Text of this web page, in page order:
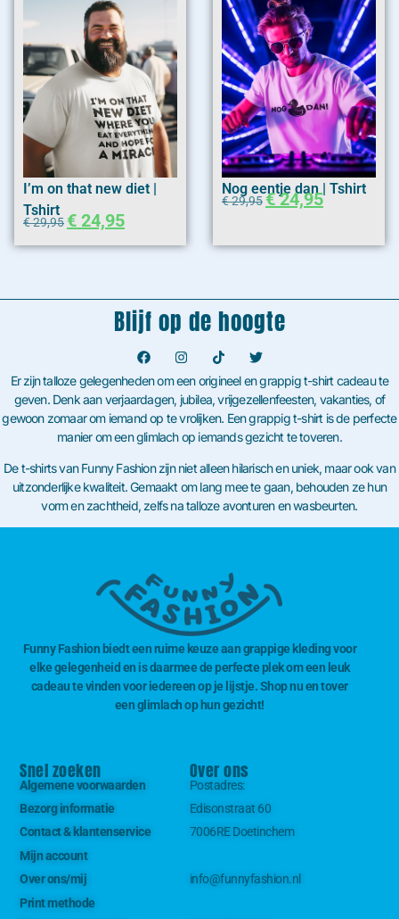
I’m on that new diet |
Tshirt
€29,95 € 24,95
Nog eentje dan | Tshirt
€29,95€24,95
Blijf op de hoogte
Er zijn talloze gelegenheden om een origineel en grappig t-shirt cadeau te
geven. Denk aan verjaardagen, jubilea, vrijgezellenfeesten, vakanties, of
gewoon zomaar om iemand op te vrolijken. Een grappig t-shirt is de perfecte
manier om een glimlach op iemands gezicht te toveren.
De t-shirts van Funny Fashion zijn niet alleen hilarisch en uniek, maar ook van
uitzonderlijke kwaliteit. Gemaakt om lang mee te gaan, behouden ze hun
vorm en zachtheid, zelfs na talloze avonturen en wasbeurten.
Funny Fashion biedt een ruime keuze aan grappige kleding voor
elke gelegenheid en is daarmee de perfecte plek om een leuk
cadeau te vinden voor iedereen op je lijstje. Shop nu en tover
een glimlach op hun gezicht!
Snel zoeken
Algemene voorwaarden
Bezorg informatie
Contact & klantenservice
Mijn account
Over ons/mij
Print methode
Over ons
Postadres:
Edisonstraat 60
7006RE Doetinchem
info@funnyfashion.nl